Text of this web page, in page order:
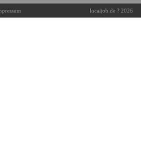
localjob.de ? 2026